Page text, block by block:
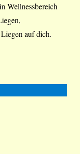
Wellnessbereich
auf dich.